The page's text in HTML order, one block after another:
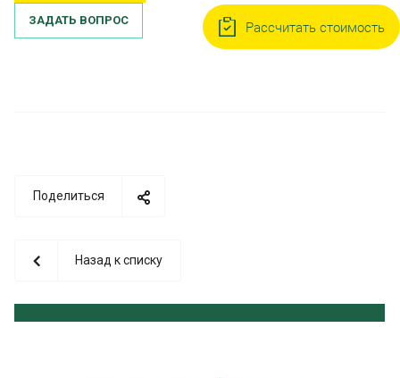
ЗАДАТЬ ВОПРОС
Поделиться
Назад к списку
Рассчитать стоимость